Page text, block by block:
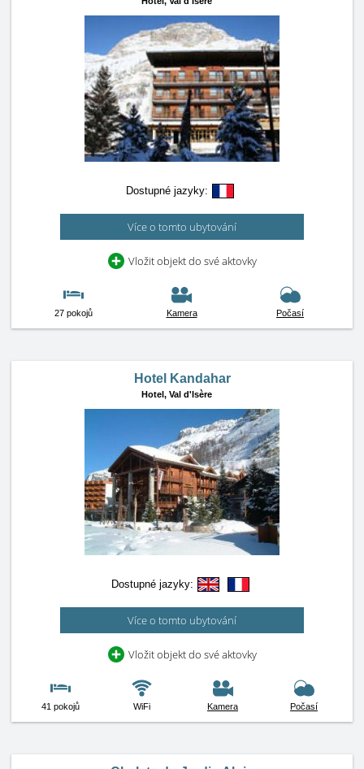
Dostupné jazyky:
Více o tomto ubytování
Vložit objekt do své aktovky
27 pokojů Kamera Počasí
Hotel Kandahar
Hotel, Val d'Isère
Dostupné jazyky:
Více o tomto ubytování
Vložit objekt do své aktovky
41 pokojů WiFi Kamera Počasí